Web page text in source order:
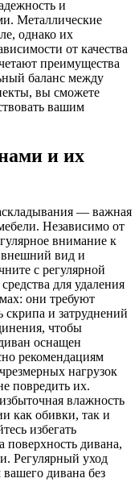
и
Металлические
однако их
от качества
преимущества
баланс между
вы сможете
вашим
и их
— важная
Независимо от
внимание к
внешний вид и
с регулярной
для удаления
они требуют
скрипа и затруднений
чтобы
оснащен
рекомендациям
нагрузок
повредить их.
влажность
как обивки, так и
избегать
дивана,
Регулярный уход
дивана без